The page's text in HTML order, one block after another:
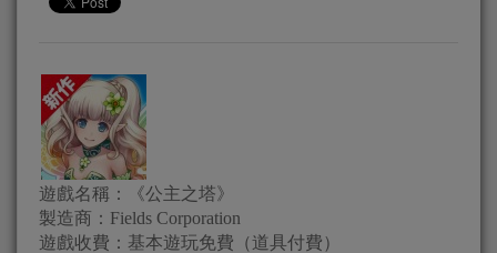
遊戲名稱：《公主之塔》
製造商：Fields Corporation
遊戲收費：基本遊玩免費（道具付費）